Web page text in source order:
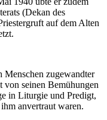
(Dekan des
auf dem Alten
Menschen zugewandter
von seinen Bemühungen
in Liturgie und Predigt,
anvertraut waren.